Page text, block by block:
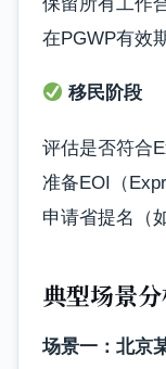
在PGWP有效
移民阶段
评估是否符合
准备EOI（
申请省提名（
典型场景
场景一：北京